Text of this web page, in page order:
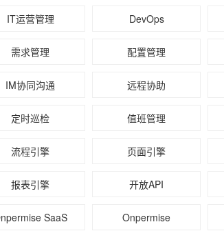
IT运营管理 DevOps
需求管理 配置管理
IM协同沟通 远程协助
定时巡检 值班管理
流程引擎 页面引擎
报表引擎 开放API
SaaS Onpermise